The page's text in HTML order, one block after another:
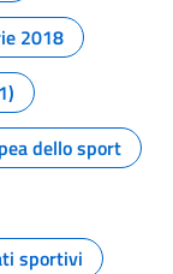
2018
dello sport
sportivi